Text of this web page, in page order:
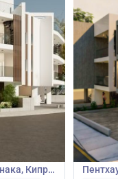
Кипр
€235